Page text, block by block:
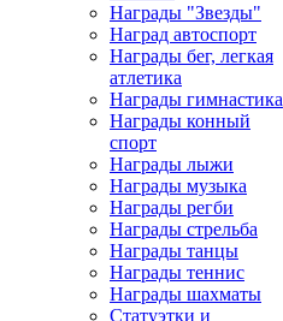
Награды "Звезды"
Наград автоспорт
Награды бег, легкая
атлетика
Награды гимнастика
Награды конный
спорт
Награды лыжи
Награды музыка
Награды регби
Награды стрельба
Награды танцы
Награды теннис
Награды шахматы
Статуэтки и